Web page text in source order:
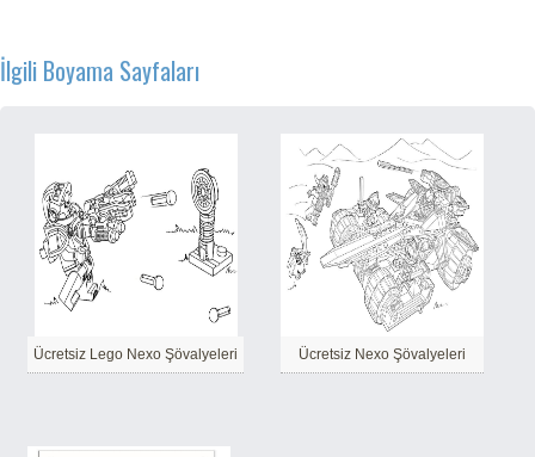
İlgili Boyama Sayfaları
Ücretsiz Lego Nexo Şövalyeleri Ücretsiz Nexo Şövalyeleri